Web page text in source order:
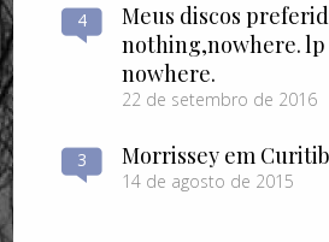
4
Meus discos
nothing​,​nowhere.
nowhere.
22 de setembro de 2016
3 Morrissey em
14 de agosto de 2015